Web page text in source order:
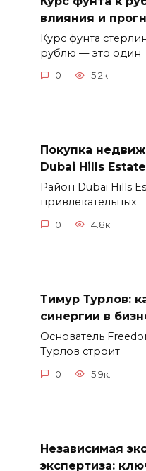
влияния и
Курс фунта
рублю — это один
0 5.2к.
Покупка
Dubai Hills Estate
Район Dubai Hills
привлекательных
0 4.8к.
Тимур Турлов:
синергии в
Основатель
Турлов строит
0 5.9к.
Независимая
экспертиза: